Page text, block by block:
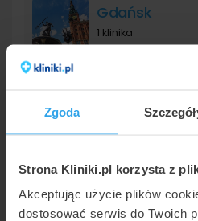
Zgoda
Strona Kliniki.pl korzysta z
Akceptując użycie plików
dostosować serwis do Twoich
Gdańsk
1 klinika
Rękawowa resekcja żołądka
metod chirurgicznego
Leczenie otyłości metodą
Chirurgia bariatryczna w